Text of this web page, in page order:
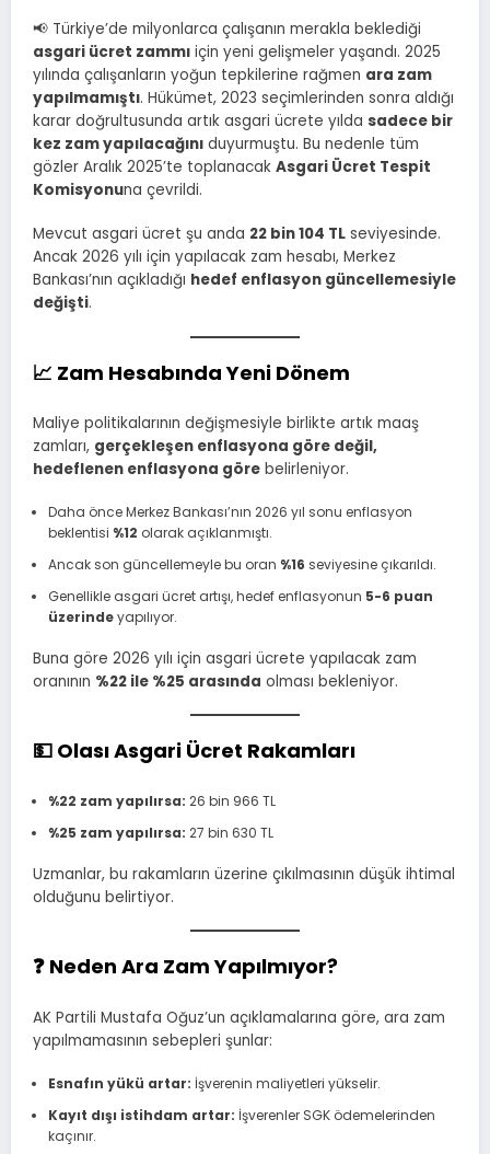
📢 Türkiye’de milyonlarca çalışanın merakla beklediği
asgari ücret zammı için yeni gelişmeler yaşandı. 2025
yılında çalışanların yoğun tepkilerine rağmen ara zam
yapılmamıştı. Hükümet, 2023 seçimlerinden sonra aldığı
karar doğrultusunda artık asgari ücrete yılda sadece bir
kez zam yapılacağını duyurmuştu. Bu nedenle tüm
gözler Aralık 2025’te toplanacak Asgari Ücret Tespit
Komisyonuna çevrildi.
Mevcut asgari ücret şu anda 22 bin 104 TL seviyesinde.
Ancak 2026 yılı için yapılacak zam hesabı, Merkez
Bankası’nın açıkladığı hedef enflasyon güncellemesiyle
değişti.
📈 Zam Hesabında Yeni Dönem
Maliye politikalarının değişmesiyle birlikte artık maaş
zamları, gerçekleşen enflasyona göre değil,
hedeflenen enflasyona göre belirleniyor.
Daha önce Merkez Bankası’nın 2026 yıl sonu enflasyon
beklentisi %12 olarak açıklanmıştı.
Ancak son güncellemeyle bu oran %16 seviyesine çıkarıldı.
Genellikle asgari ücret artışı, hedef enflasyonun 5-6 puan
üzerindeyapılıyor.
Buna göre 2026 yılı için asgari ücrete yapılacak zam
oranının %22 ile %25 arasında olması bekleniyor.
💵 Olası Asgari Ücret Rakamları
%22 zam yapılırsa: 26 bin 966 TL
%25 zam yapılırsa: 27 bin 630 TL
Uzmanlar, bu rakamların üzerine çıkılmasının düşük ihtimal
olduğunu belirtiyor.
❓ Neden Ara Zam Yapılmıyor?
AK Partili Mustafa Oğuz’un açıklamalarına göre, ara zam
yapılmamasının sebepleri şunlar:
Esnafın yükü artar: İşverenin maliyetleri yükselir.
Kayıt dışı istihdam artar: İşverenler SGK ödemelerinden
kaçınır.